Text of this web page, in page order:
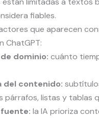
fiables.
que aparecen
ChatGPT:
dominio: cuánto
del contenido:
párrafos, listas y tablas
la IA prioriza